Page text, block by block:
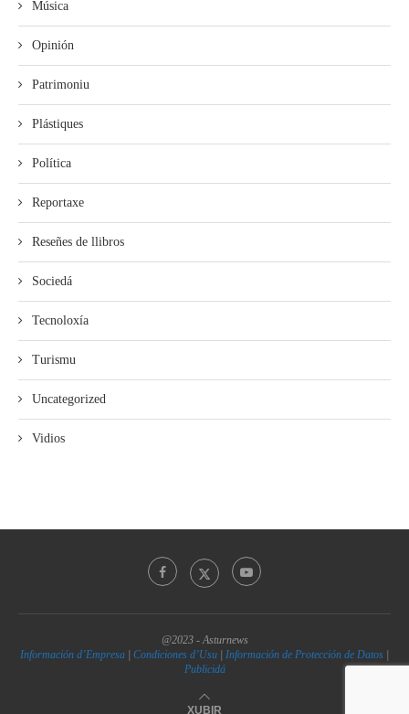
Música
Opinión
Patrimoniu
Plástiques
Política
Reportaxe
Reseñes de llibros
Sociedá
Tecnoloxía
Turismu
Uncategorized
Vidios
@2023 - Asturnews
Información d’Empresa
Condiciones d’Usu Información de Protección de Datos
Publicidá
XUBIR